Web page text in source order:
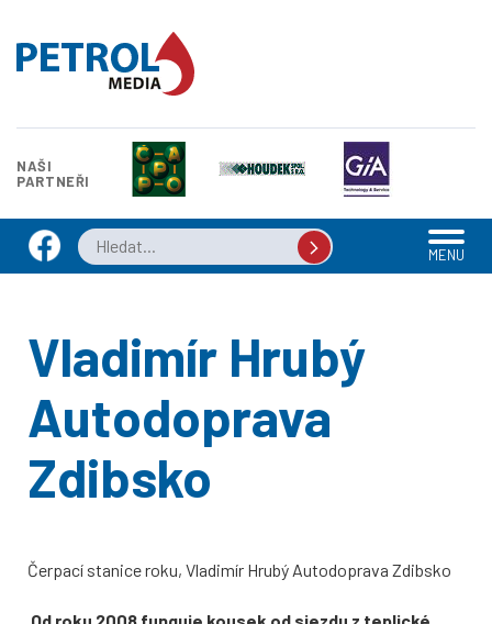
NAŠI
PARTNEŘI
MENU
Vladimír Hrubý
Autodoprava
Zdibsko
Čerpací stanice roku, Vladimír Hrubý Autodoprava Zdibsko